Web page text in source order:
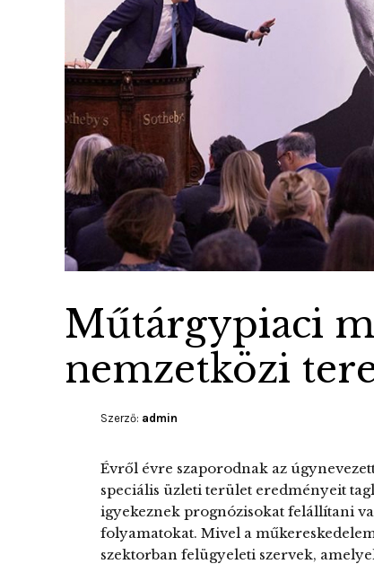
Műtárgypiaci
nemzetközi
Szerző: admin
Évről évre szaporodnak az
speciális üzleti terület eredményeit
igyekeznek prognózisokat felállítani
folyamatokat. Mivel a
szektorban felügyeleti szervek,